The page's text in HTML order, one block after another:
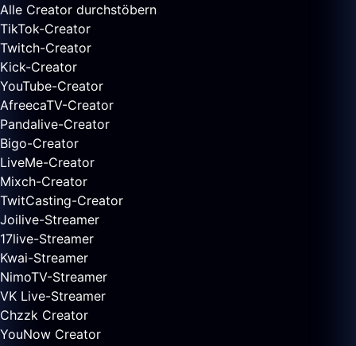
Alle Creator durchstöbern
TikTok-Creator
Twitch-Creator
Kick-Creator
YouTube-Creator
AfreecaTV-Creator
Pandalive-Creator
Bigo-Creator
LiveMe-Creator
Mixch-Creator
TwitCasting-Creator
Joilive-Streamer
17live-Streamer
Kwai-Streamer
NimoTV-Streamer
VK Live-Streamer
Chzzk Creator
YouNow Creator